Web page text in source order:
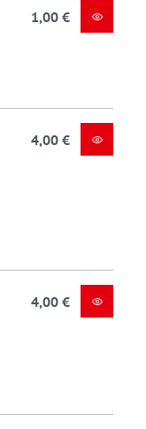
1,00 €
4,00 €
4,00 €